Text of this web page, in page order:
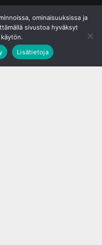
ominaisuuksissa ja
sivustoa hyväksyt
Lisätietoja